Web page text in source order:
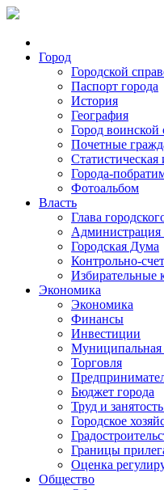
Город
Городской
Паспорт города
История
География
Город воинской
Почетные
Города-
Фотоальбом
Власть
Глава
Администрация
Городская Дума
Контрольно-
Избирательные
Экономика
Экономика
Финансы
Инвестиции
Муниципальная
Торговля
Бюджет города
Труд и
Городское
Границы
Оценка
Общество